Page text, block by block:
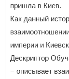
пришла в Киев.
Как данный
империи и
Дескриптор
− описывает